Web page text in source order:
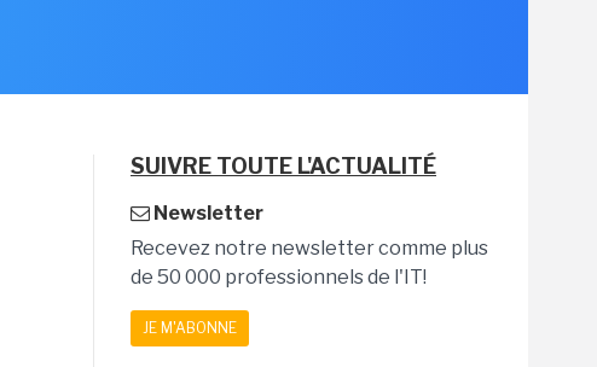
SUIVRE TOUTE L'ACTUALITÉ
Newsletter
Recevez notre newsletter comme plus
de 50 000 professionnels de l'IT!
JE M'ABONNE